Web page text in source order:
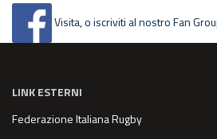
Visita, o iscriviti al nostro Fan
LINK ESTERNI
Federazione Italiana Rugby